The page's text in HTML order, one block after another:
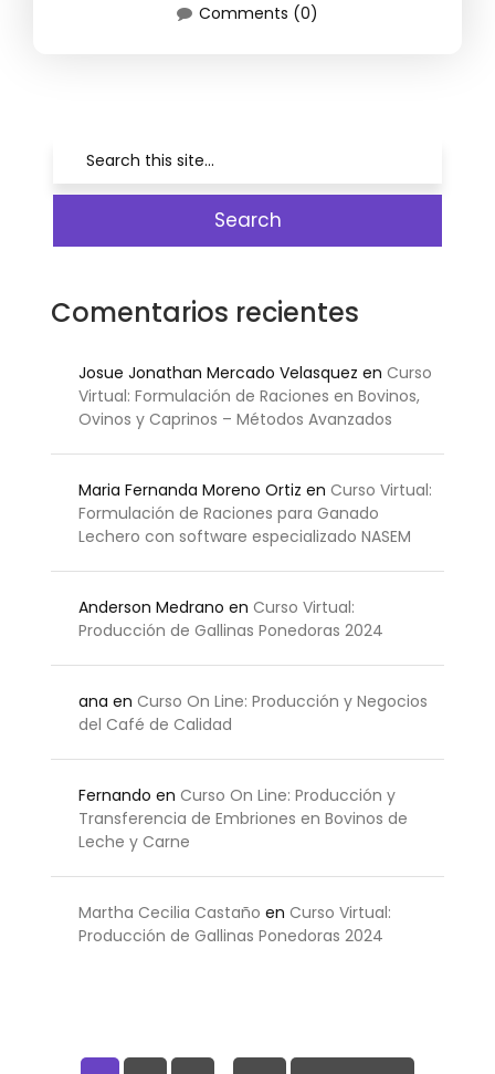
Comments (0)
Comentarios recientes
Josue Jonathan Mercado Velasquez en Curso
Virtual: Formulación de Raciones en Bovinos,
Ovinos y Caprinos – Métodos Avanzados
Maria Fernanda Moreno Ortiz en Curso Virtual:
Formulación de Raciones para Ganado
Lechero con software especializado NASEM
Anderson Medrano en Curso Virtual:
Producción de Gallinas Ponedoras 2024
ana en Curso On Line: Producción y Negocios
del Café de Calidad
Fernando en Curso On Line: Producción y
Transferencia de Embriones en Bovinos de
Leche y Carne
Martha Cecilia Castaño en Curso Virtual:
Producción de Gallinas Ponedoras 2024